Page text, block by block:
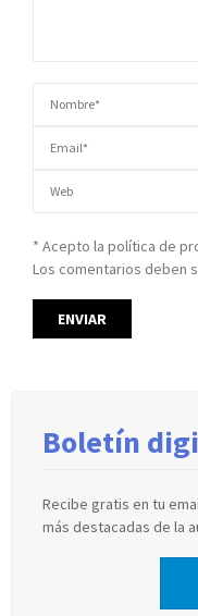
* Acepto la política de
Los comentarios deben
Boletín
Recibe gratis en tu
más destacadas de la